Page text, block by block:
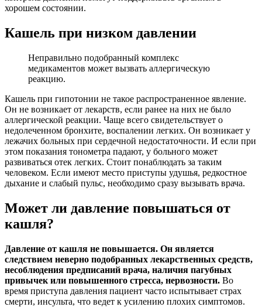
хорошем состоянии.
Кашель при низком давлении
Неправильно подобранный комплекс
медикаментов может вызвать аллергическую
реакцию.
Кашель при гипотонии не такое распространенное явление.
Он не возникает от лекарств, если ранее на них не было
аллергической реакции. Чаще всего свидетельствует о
недолеченном бронхите, воспалении легких. Он возникает у
лежачих больных при сердечной недостаточности. И если при
этом показания тонометра падают, у больного может
развиваться отек легких. Стоит понаблюдать за таким
человеком. Если имеют место приступы удушья, редкостное
дыхание и слабый пульс, необходимо сразу вызывать врача.
Может ли давление повышаться от
кашля?
Давление от кашля не повышается. Он является
следствием неверно подобранных лекарственных средств,
несоблюдения предписаний врача, наличия пагубных
привычек или повышенного стресса, нервозности. Во
время приступа давления пациент часто испытывает страх
смерти, инсульта, что ведет к усилению плохих симптомов.